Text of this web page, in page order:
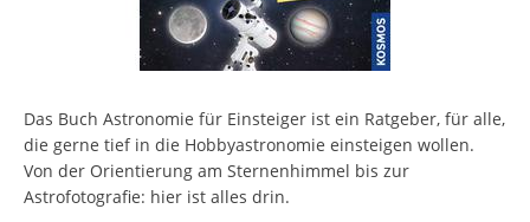
Das Buch Astronomie für Einsteiger ist ein Ratgeber, für alle,
die gerne tief in die Hobbyastronomie einsteigen wollen.
Von der Orientierung am Sternenhimmel bis zur
Astrofotografie: hier ist alles drin.